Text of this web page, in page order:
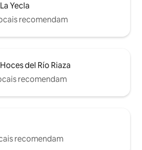
Yecla
recomendam
del Río Riaza
recomendam
recomendam